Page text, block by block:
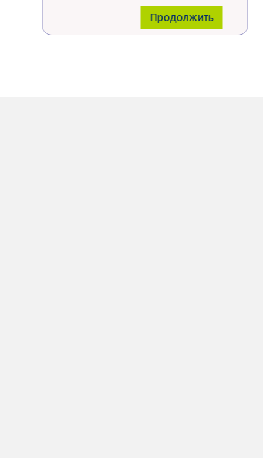
проведения ретаргетинга, а также статистических
Eсли Вы согласны, продолжайте пользоваться
сайтом, если Вы не хотите, чтобы Ваши данные
Продолжить